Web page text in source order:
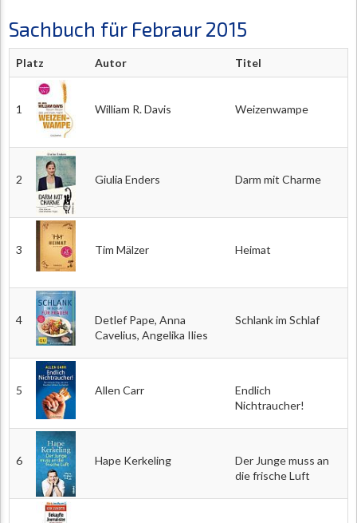
Sachbuch für Febraur 2015
Platz Autor Titel
1 William R. Davis Weizenwampe
2 Giulia Enders Darm mit Charme
3 Tim Mälzer Heimat
4
Detlef Pape, Anna
Cavelius, Angelika Ilies
Schlank im Schlaf
5 Allen Carr
Endlich
Nichtraucher!
6 Hape Kerkeling
Der Junge muss an
die frische Luft